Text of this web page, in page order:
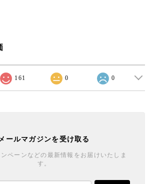
161 0 0
ールマガジンを受け取る
ペーンなどの最新情報をお届けいたしま
す。